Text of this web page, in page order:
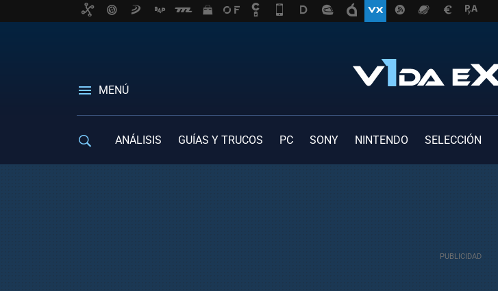
MENÚ
ANÁLISIS GUÍAS Y TRUCOS PC SONY NINTENDO SELECCIÓN